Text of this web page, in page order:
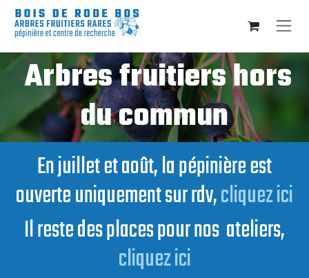
Se rendre au contenu
Arbres fruitiers hors
du commun
En juillet et août, la pépinière est
ouverte uniquement sur rdv,cliquez ici
Il reste des places pour nos ateliers,
cliquez ici